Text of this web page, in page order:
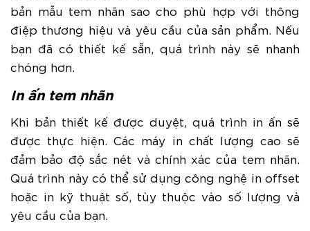
bản mẫu tem nhãn sao cho phù hợp với thông
điệp thương hiệu và yêu cầu của sản phẩm. Nếu
bạn đã có thiết kế sẵn, quá trình này sẽ nhanh
chóng hơn.
In ấn tem nhãn
Khi bản thiết kế được duyệt, quá trình in ấn sẽ
được thực hiện. Các máy in chất lượng cao sẽ
đảm bảo độ sắc nét và chính xác của tem nhãn.
Quá trình này có thể sử dụng công nghệ in offset
hoặc in kỹ thuật số, tùy thuộc vào số lượng và
yêu cầu của bạn.